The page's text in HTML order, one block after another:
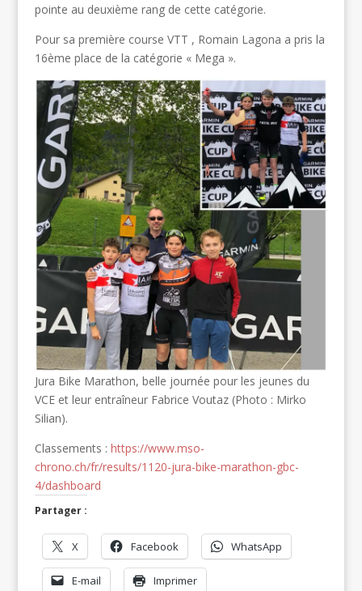
pointe au deuxième rang de cette catégorie.
Pour sa première course VTT , Romain Lagona a pris la
16ème place de la catégorie « Mega ».
Jura Bike Marathon, belle journée pour les jeunes du
VCE et leur entraîneur Fabrice Voutaz (Photo : Mirko
Silian).
Classements : https://www.mso-
chrono.ch/fr/results/1120-jura-bike-marathon-gbc-
4/dashboard
Partager :
X Facebook WhatsApp
E-mail Imprimer